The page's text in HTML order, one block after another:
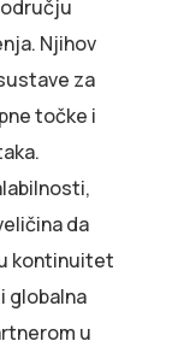
Njihov
za
točke i
da
kontinuitet
globalna
u